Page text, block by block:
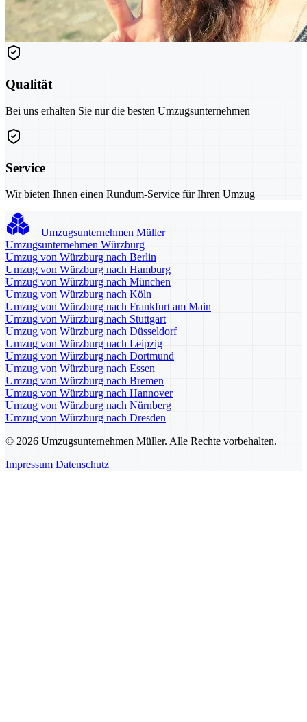
Qualität
Bei uns erhalten Sie nur die besten Umzugsunternehmen
Service
Wir bieten Ihnen einen Rundum-Service für Ihren Umzug
Umzugsunternehmen Müller
Umzugsunternehmen Würzburg
Umzug von Würzburg nach Berlin
Umzug von Würzburg nach Hamburg
Umzug von Würzburg nach München
Umzug von Würzburg nach Köln
Umzug von Würzburg nach Frankfurt am Main
Umzug von Würzburg nach Stuttgart
Umzug von Würzburg nach Düsseldorf
Umzug von Würzburg nach Leipzig
Umzug von Würzburg nach Dortmund
Umzug von Würzburg nach Essen
Umzug von Würzburg nach Bremen
Umzug von Würzburg nach Hannover
Umzug von Würzburg nach Nürnberg
Umzug von Würzburg nach Dresden
© 2026 Umzugsunternehmen Müller. Alle Rechte vorbehalten.
Impressum Datenschutz